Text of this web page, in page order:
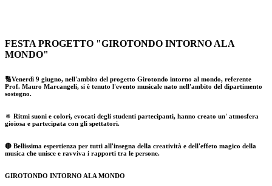
FESTA PROGETTO "GIROTONDO INTORNO ALA
MONDO"
🔢Venerdì 9 giugno, nell'ambito del progetto Girotondo intorno al mondo, referente
Prof. Mauro Marcangeli, si è tenuto l'evento musicale nato nell'ambito del dipartimento
sostegno.
🔅 Ritmi suoni e colori, evocati degli studenti partecipanti, hanno creato un' atmosfera
gioiosa e partecipata con gli spettatori.
🔴 Bellissima espertienza per tutti all'insegna della creatività e dell'effeto magico della
musica che unisce e ravviva i rapporti tra le persone.
GIROTONDO INTORNO ALA MONDO